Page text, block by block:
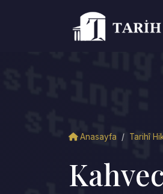
Anasayfa / Tarihî